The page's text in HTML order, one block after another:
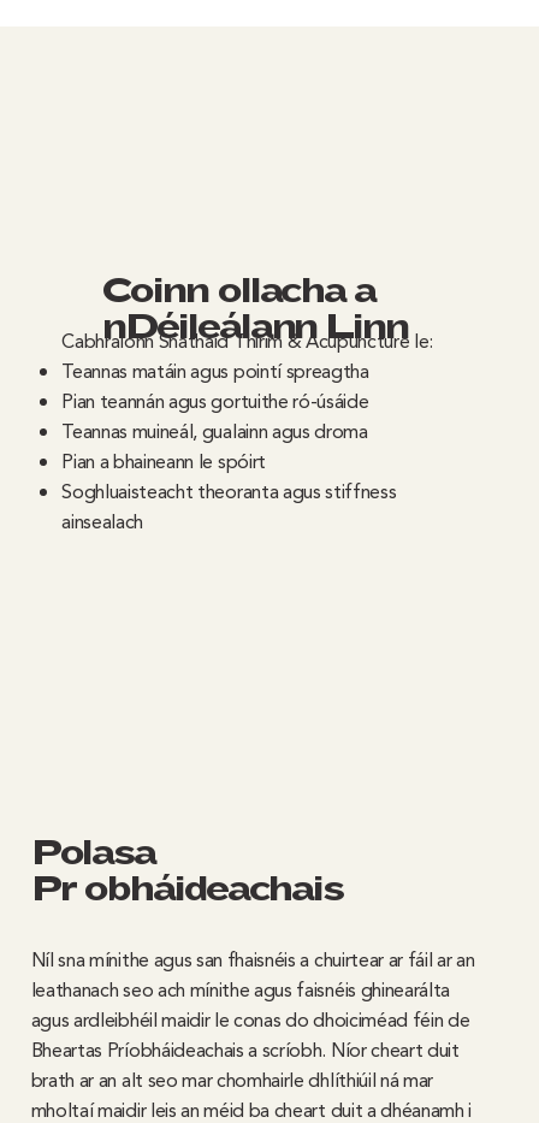
Polasaí
Príobháideachais
Níl sna mínithe agus san fhaisnéis a chuirtear ar fáil ar an
leathanach seo ach mínithe agus faisnéis ghinearálta
agus ardleibhéil maidir le conas do dhoiciméad féin de
Bheartas Príobháideachais a scríobh. Níor cheart duit
brath ar an alt seo mar chomhairle dhlíthiúil ná mar
mholtaí maidir leis an méid ba cheart duit a dhéanamh i
Cabhraíonn Snáthaid Thirim & Acupuncture le:
Teannas matáin agus pointí spreagtha
Pian teannán agus gortuithe ró-úsáide
Teannas muineál, gualainn agus droma
Pian a bhaineann le spóirt
Soghluaisteacht theoranta agus stiffness
ainsealach
Coinníollacha a
nDéileálann Linn